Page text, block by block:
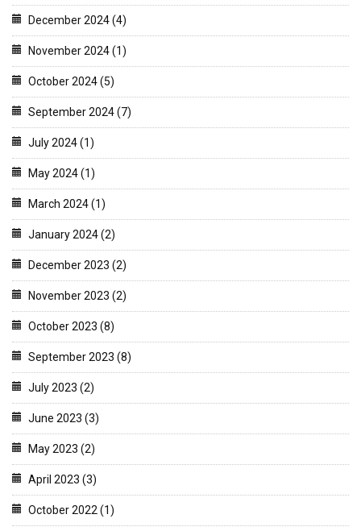
December 2024 (4)
November 2024 (1)
October 2024 (5)
September 2024 (7)
July 2024 (1)
May 2024 (1)
March 2024 (1)
January 2024 (2)
December 2023 (2)
November 2023 (2)
October 2023 (8)
September 2023 (8)
July 2023 (2)
June 2023 (3)
May 2023 (2)
April 2023 (3)
October 2022 (1)